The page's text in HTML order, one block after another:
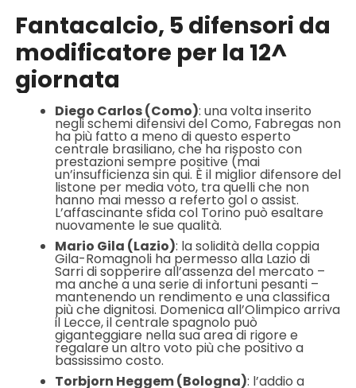
Fantacalcio, 5 difensori da
modificatore per la 12^
giornata
Diego Carlos (Como): una volta inserito
negli schemi difensivi del Como, Fabregas non
ha più fatto a meno di questo esperto
centrale brasiliano, che ha risposto con
prestazioni sempre positive (mai
un’insufficienza sin qui. È il miglior difensore del
listone per media voto, tra quelli che non
hanno mai messo a referto gol o assist.
L’affascinante sfida col Torino può esaltare
nuovamente le sue qualità.
Mario Gila (Lazio): la solidità della coppia
Gila-Romagnoli ha permesso alla Lazio di
Sarri di sopperire all’assenza del mercato –
ma anche a una serie di infortuni pesanti –
mantenendo un rendimento e una classifica
più che dignitosi. Domenica all’Olimpico arriva
il Lecce, il centrale spagnolo può
giganteggiare nella sua area di rigore e
regalare un altro voto più che positivo a
bassissimo costo.
Torbjorn Heggem (Bologna): l’addio a